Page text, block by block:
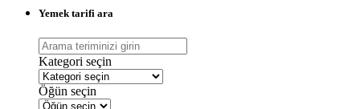
Yemek tarifi ara
Kategori seçin
Öğün seçin